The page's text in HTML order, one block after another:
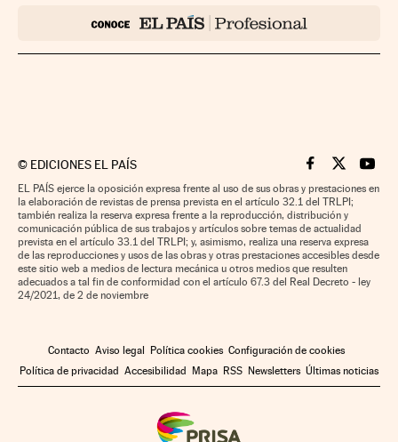
© EDICIONES EL PAÍS Cinco Días en
Cinco Días
Cinco
EL PAÍS ejerce la oposición expresa frente al uso de sus obras y prestaciones en
la elaboración de revistas de prensa prevista en el artículo 32.1 del TRLPI;
también realiza la reserva expresa frente a la reproducción, distribución y
comunicación pública de sus trabajos y artículos sobre temas de actualidad
prevista en el artículo 33.1 del TRLPI; y, asimismo, realiza una reserva expresa
de las reproducciones y usos de las obras y otras prestaciones accesibles desde
este sitio web a medios de lectura mecánica u otros medios que resulten
adecuados a tal fin de conformidad con el artículo 67.3 del Real Decreto - ley
24/2021, de 2 de noviembre
Contacto Aviso legal Política cookies Configuración de cookies
Política de privacidad Accesibilidad Mapa RSS Newsletters Últimas noticias